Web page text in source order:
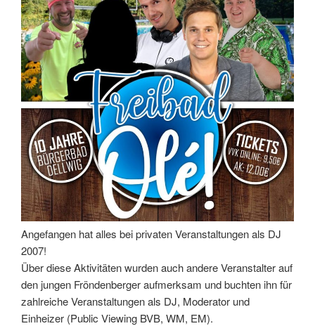
Angefangen hat alles bei privaten Veranstaltungen als DJ
2007!
Über diese Aktivitäten wurden auch andere Veranstalter auf
den jungen Fröndenberger aufmerksam und buchten ihn für
zahlreiche Veranstaltungen als DJ, Moderator und
Einheizer (Public Viewing BVB, WM, EM).